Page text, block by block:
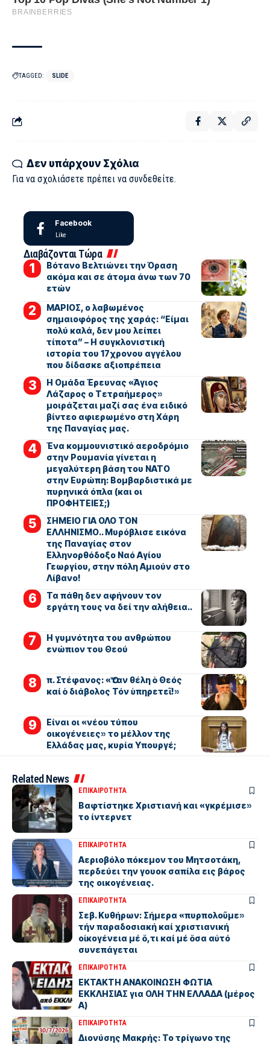
TAGGED: SLIDE
Δεν υπάρχουν Σχόλια
Για να σχολιάσετε πρέπει να συνδεθείτε.
Facebook
Like
Διαβάζονται Τώρα
Βότανο Βελτιώνει την Όραση
ακόμα και σε άτομα άνω των 70
ετών
ΜΑΡΙΟΣ, ο λαβωμένος
σημαιοφόρος της χαράς: “Είμαι
πολύ καλά, δεν μου λείπει
τίποτα” – Η συγκλονιστική
ιστορία του 17χρονου αγγέλου
που δίδασκε αξιοπρέπεια
Η Ομάδα Έρευνας «Άγιος
Λάζαρος ο Τετραήμερος»
μοιράζεται μαζί σας ένα ειδικό
βίντεο αφιερωμένο στη Χάρη
της Παναγίας μας.
Ένα κομμουνιστικό αεροδρόμιο
στην Ρουμανία γίνεται η
μεγαλύτερη βάση του ΝΑΤΟ
στην Ευρώπη: Βομβαρδιστικά με
πυρηνικά όπλα (και οι
ΠΡΟΦΗΤΕΙΕΣ;)
ΣΗΜΕΙΟ ΓΙΑ ΟΛΟ ΤΟΝ
ΕΛΛΗΝΙΣΜΟ.. Μυρόβλισε εικόνα
της Παναγίας στον
Ελληνορθόδοξο Ναό Αγίου
Γεωργίου, στην πόλη Αμιούν στο
Λίβανο!
Τα πάθη δεν αφήνουν τον
εργάτη τους να δεί την αλήθεια..
Η γυμνότητα του ανθρώπου
ενώπιον του Θεού
π. Στέφανος: «Ὅταν θέλη ὁ Θεός
καί ὁ διάβολος Τόν ὑπηρετεῖ!»
Είναι οι «νέου τύπου
οικογένειες» το μέλλον της
Ελλάδας μας, κυρία Υπουργέ;
Related News
ΕΠΙΚΑΙΡΟΤΗΤΑ
Βαφτίστηκε Χριστιανή και «γκρέμισε»
το ίντερνετ
ΕΠΙΚΑΙΡΟΤΗΤΑ
Αεριοβόλο πόκεμον του Μητσοτάκη,
περδεύει την γουοκ σαπίλα εις βάρος
της οικογένειας.
ΕΠΙΚΑΙΡΟΤΗΤΑ
Σεβ. Κυθήρων: Σήμερα «πυρπολοῦμε»
τήν παραδοσιακή καί χριστιανική
οἰκογένεια μέ ὅ,τι καί μέ ὅσα αὐτό
συνεπάγεται
ΕΠΙΚΑΙΡΟΤΗΤΑ
ΕΚΤΑΚΤΗ ΑΝΑΚΟΙΝΩΣΗ ΦΩΤΙΑ
ΕΚΚΛΗΣΙΑΣ για ΟΛΗ ΤΗΝ ΕΛΛΑΔΑ (μέρος
Α)
ΕΠΙΚΑΙΡΟΤΗΤΑ
Διονύσης Μακρής: Το τρίγωνο της